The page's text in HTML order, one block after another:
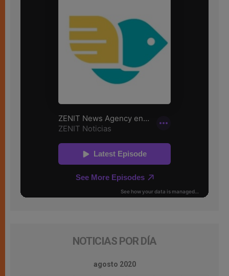
NOTICIAS POR DÍA
agosto 2020